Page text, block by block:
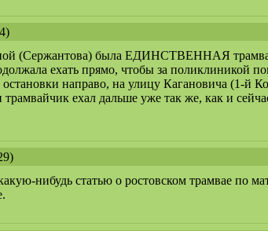
(Сержантова) была ЕДИНСТВЕННАЯ
ехать прямо, чтобы за поликлиникой
остановки направо, на улицу Кагановича (1-
трамвайчик ехал дальше уже так же, как и
нибудь статью о ростовском трамвае по